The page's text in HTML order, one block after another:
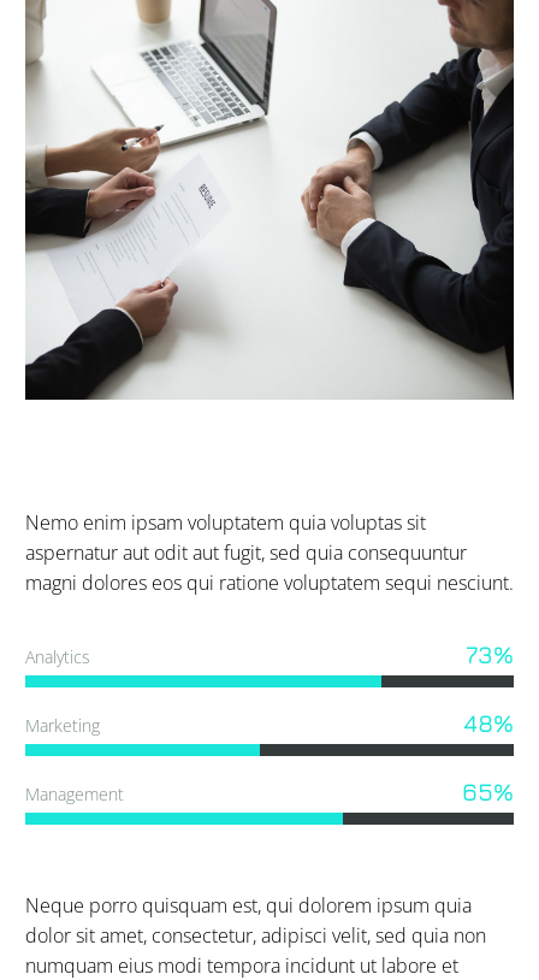
Nemo enim ipsam voluptatem quia voluptas sit
aspernatur aut odit aut fugit, sed quia consequuntur
magni dolores eos qui ratione voluptatem sequi nesciunt.
Analytics 73%
Marketing 48%
Management 65%
Neque porro quisquam est, qui dolorem ipsum quia
dolor sit amet, consectetur, adipisci velit, sed quia non
numquam eius modi tempora incidunt ut labore et